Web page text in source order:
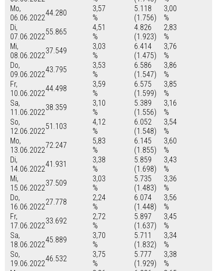
Mo,
06.06.2022
44.280
3,57
%
5.118
(1.756)
3,00
%
Di,
07.06.2022
55.865
4,51
%
4.826
(1.923)
2,83
%
Mi,
08.06.2022
37.549
3,03
%
6.414
(1.475)
3,76
%
Do,
09.06.2022
43.795
3,53
%
6.586
(1.547)
3,86
%
Fr,
10.06.2022
44.498
3,59
%
6.575
(1.599)
3,85
%
Sa,
11.06.2022
38.359
3,10
%
5.389
(1.556)
3,16
%
So,
12.06.2022
51.103
4,12
%
6.052
(1.548)
3,54
%
Mo,
13.06.2022
72.247
5,83
%
6.145
(1.855)
3,60
%
Di,
14.06.2022
41.931
3,38
%
5.859
(1.698)
3,43
%
Mi,
15.06.2022
37.509
3,03
%
5.735
(1.483)
3,36
%
Do,
16.06.2022
27.778
2,24
%
6.074
(1.448)
3,56
%
Fr,
17.06.2022
33.692
2,72
%
5.897
(1.637)
3,45
%
Sa,
18.06.2022
45.889
3,70
%
5.711
(1.832)
3,34
%
So,
19.06.2022
46.532
3,75
%
5.777
(1.929)
3,38
%